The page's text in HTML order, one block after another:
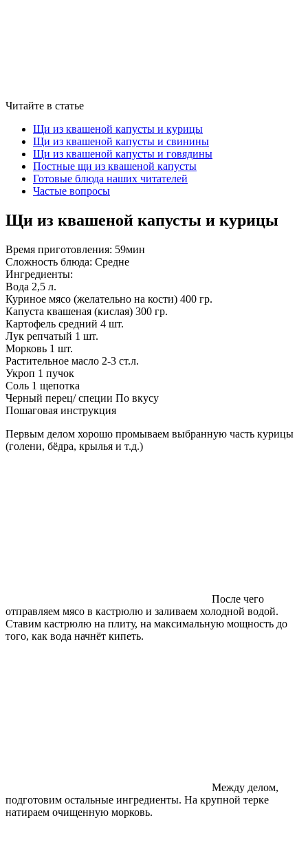
Читайте в статье
Щи из квашеной капусты и курицы
Щи из квашеной капусты и свинины
Щи из квашеной капусты и говядины
Постные щи из квашеной капусты
Готовые блюда наших читателей
Частые вопросы
Щи из квашеной капусты и курицы
Время приготовления: 59мин
Сложность блюда: Средне
Ингредиенты:
Вода 2,5 л.
Куриное мясо (желательно на кости) 400 гр.
Капуста квашеная (кислая) 300 гр.
Картофель средний 4 шт.
Лук репчатый 1 шт.
Морковь 1 шт.
Растительное масло 2-3 ст.л.
Укроп 1 пучок
Соль 1 щепотка
Черный перец/ специи По вкусу
Пошаговая инструкция
Первым делом хорошо промываем выбранную часть курицы
(голени, бёдра, крылья и т.д.)
После чего
отправляем мясо в кастрюлю и заливаем холодной водой.
Ставим кастрюлю на плиту, на максимальную мощность до
того, как вода начнёт кипеть.
Между делом,
подготовим остальные ингредиенты. На крупной терке
натираем очищенную морковь.